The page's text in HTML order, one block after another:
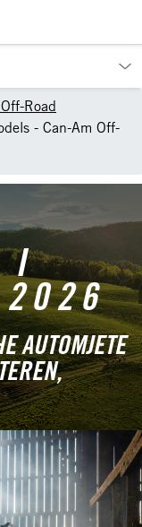
Off-Road
- Can-Am Off-
I
2026
AUTOMJETE